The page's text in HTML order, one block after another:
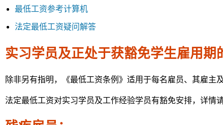
最低工资参考计算机
法定最低工资疑问解答
实习学员及正处于获豁免学生雇用期
除非另有指明，《最低工资条例》适用于每名雇员、其雇主
法定最低工资对实习学员及工作经验学员有豁免安排，详情